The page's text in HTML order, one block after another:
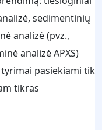
sedimentinių
analizė (pvz.,
analizė APXS)
pasiekiami tik
tikras